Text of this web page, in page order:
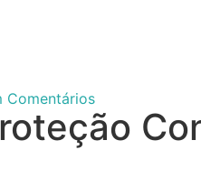
Comentários